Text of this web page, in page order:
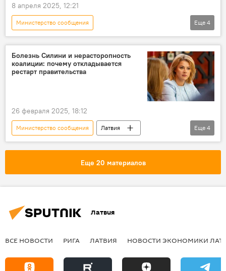
8 апреля 2025, 12:21
Министерство сообщения
Новости экономики Латвии
airBaltic
Мартин Гаусс
Еще 4
Болезнь Силини и нерасторопность
коалиции: почему откладывается
рестарт правительства
26 февраля 2025, 18:12
Министерство сообщения
Латвия
правительство Латвии
Эвика Силиня
Министерство благосостояния
Еще 4
Еще 20 материалов
Латвия
ВСЕ НОВОСТИ РИГА ЛАТВИЯ НОВОСТИ ЭКОНОМИКИ